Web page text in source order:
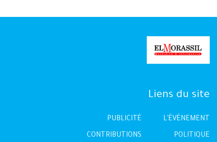
Liens du site
L'ÉVÉNEMENT
POLITIQUE
PUBLICITÉ
CONTRIBUTIONS